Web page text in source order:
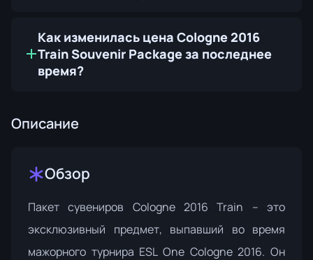
Как изменилась цена Cologne 2016
Train Souvenir Package за последнее
время?
Описание
Обзор
Пакет сувениров Cologne 2016 Train – это
эксклюзивный предмет, выпавший во время
мажорного турнира ESL One Cologne 2016. Он